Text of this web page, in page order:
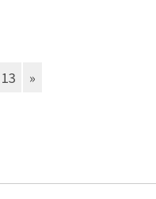
13 »